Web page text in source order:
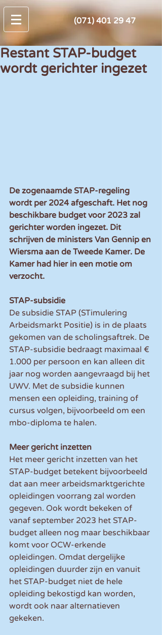
(071) 401 29 47
Restant STAP-budget
wordt gerichter ingezet
De zogenaamde STAP-regeling
wordt per 2024 afgeschaft. Het nog
beschikbare budget voor 2023 zal
gerichter worden ingezet. Dit
schrijven de ministers Van Gennip en
Wiersma aan de Tweede Kamer. De
Kamer had hier in een motie om
verzocht.
STAP-subsidie
De subsidie STAP (STimulering
Arbeidsmarkt Positie) is in de plaats
gekomen van de scholingsaftrek. De
STAP-subsidie bedraagt maximaal €
1.000 per persoon en kan alleen dit
jaar nog worden aangevraagd bij het
UWV. Met de subsidie kunnen
mensen een opleiding, training of
cursus volgen, bijvoorbeeld om een
mbo-diploma te halen.
Meer gericht inzetten
Het meer gericht inzetten van het
STAP-budget betekent bijvoorbeeld
dat aan meer arbeidsmarktgerichte
opleidingen voorrang zal worden
gegeven. Ook wordt bekeken of
vanaf september 2023 het STAP-
budget alleen nog maar beschikbaar
komt voor OCW-erkende
opleidingen. Omdat dergelijke
opleidingen duurder zijn en vanuit
het STAP-budget niet de hele
opleiding bekostigd kan worden,
wordt ook naar alternatieven
gekeken.